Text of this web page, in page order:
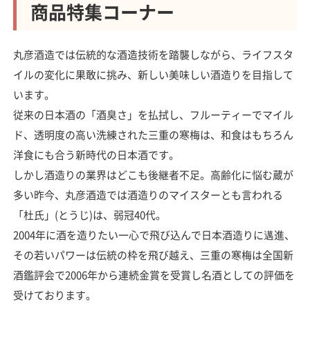
商品特集コーナー
丸彦酒造では伝統的な酒造技術を踏襲しながら、ライフスタ
イルの変化に果敢に挑み、新しい美味しい酒造りを目指して
います。
従来の日本酒の「酒臭さ」を払拭し、フルーティーでマイル
ド、透明度の高い洗練された三重の寒梅は、和食はもちろん
洋食にも合う新時代の日本酒です。
しかし酒造りの業界はどこも後継者不足。高齢化に悩む蔵が
多い昨今、丸彦酒造では酒造りのマイスターとも言われる
「杜氏」(とうじ)は、弱冠40代。
2004年に酒を造りたい一心で飛び込んで日本酒造りに邁進、
その若いパワーは伝統の枠を飛び越え、三重の寒梅は全国新
酒鑑評会で2006年から連続金賞を受賞し名酒としての評価を
受けております。